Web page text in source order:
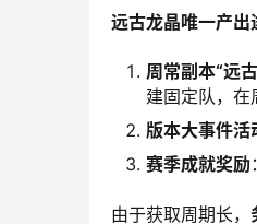
远古龙晶唯一产出
周常副本“远
建固定队，在
版本大事件活
赛季成就奖励
由于获取周期长，